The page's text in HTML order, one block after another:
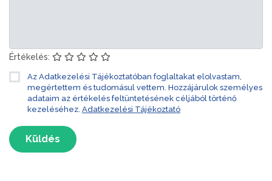
Értékelés:
Az Adatkezelési Tájékoztatóban foglaltakat elolvastam,
megértettem és tudomásul vettem. Hozzájárulok személyes
adataim az értékelés feltüntetésének céljából történő
kezeléséhez. Adatkezelési Tájékoztató
Küldés